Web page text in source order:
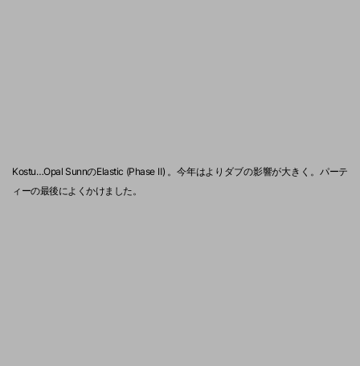
Kostu…Opal SunnのElastic (Phase Ⅱ) 。今年はよりダブの影響が大きく。パーテ
ィーの最後によくかけました。